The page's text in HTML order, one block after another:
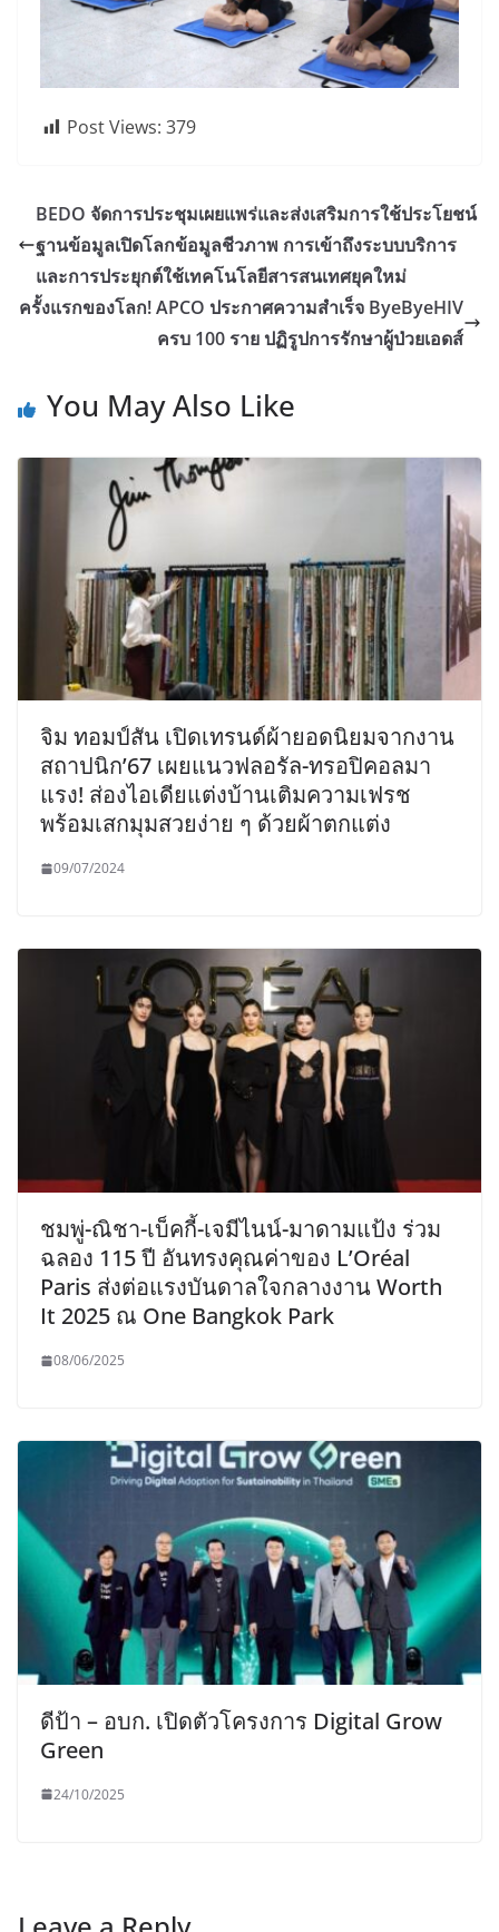
Post Views: 379
BEDO จัดการประชุมเผยแพร่และส่งเสริมการใช้ประโยชน์
ฐานข้อมูลเปิดโลกข้อมูลชีวภาพ การเข้าถึงระบบบริการ
และการประยุกต์ใช้เทคโนโลยีสารสนเทศยุคใหม่
ครั้งแรกของโลก! APCO ประกาศความสำเร็จ ByeByeHIV
ครบ 100 ราย ปฏิรูปการรักษาผู้ป่วยเอดส์
You May Also Like
จิม ทอมป์สัน เปิดเทรนด์ผ้ายอดนิยมจากงาน
สถาปนิก’67 เผยแนวฟลอรัล-ทรอปิคอลมา
แรง! ส่องไอเดียแต่งบ้านเติมความเฟรช
พร้อมเสกมุมสวยง่าย ๆ ด้วยผ้าตกแต่ง
09/07/2024
ชมพู่-ณิชา-เบ็คกี้-เจมีไนน์-มาดามแป้ง ร่วม
ฉลอง 115 ปี อันทรงคุณค่าของ L’Oréal
Paris ส่งต่อแรงบันดาลใจกลางงาน Worth
It 2025 ณ One Bangkok Park
08/06/2025
ดีป้า – อบก. เปิดตัวโครงการ Digital Grow
Green
24/10/2025